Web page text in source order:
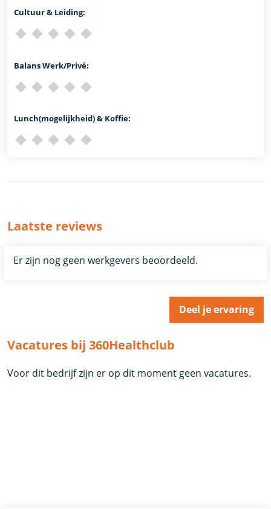
Cultuur & Leiding:
Balans Werk/Privé:
Lunch(mogelijkheid) & Koffie:
Laatste reviews
Er zijn nog geen werkgevers beoordeeld.
Deel je ervaring
Vacatures bij 360Healthclub
Voor dit bedrijf zijn er op dit moment geen vacatures.